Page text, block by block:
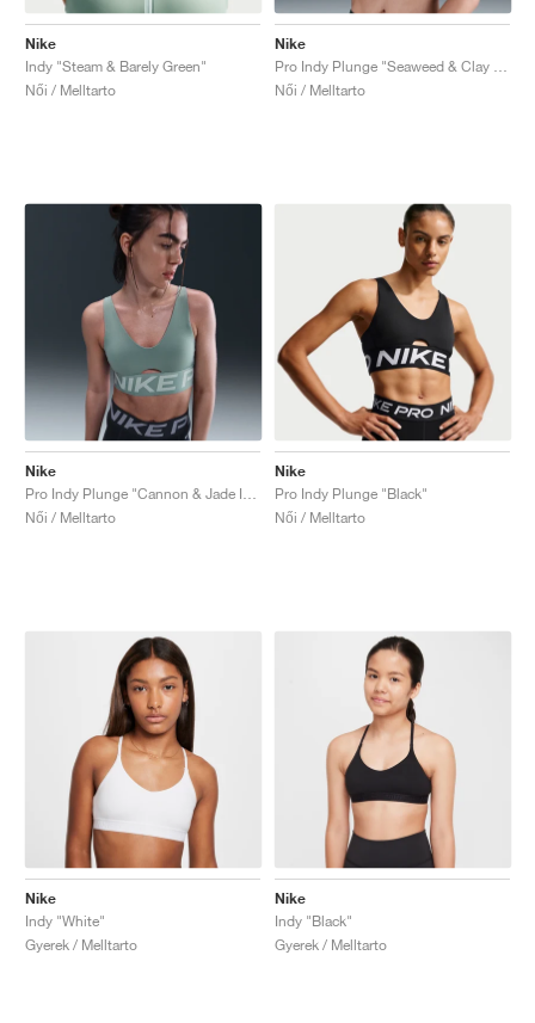
Nike
Indy "Steam & Barely Green"
Női / Melltarto
Nike
Női / Melltarto
Nike
Női / Melltarto
Nike
Pro Indy Plunge "Black"
Női / Melltarto
Nike
Indy "White"
Gyerek / Melltarto
Nike
Indy "Black"
Gyerek / Melltarto